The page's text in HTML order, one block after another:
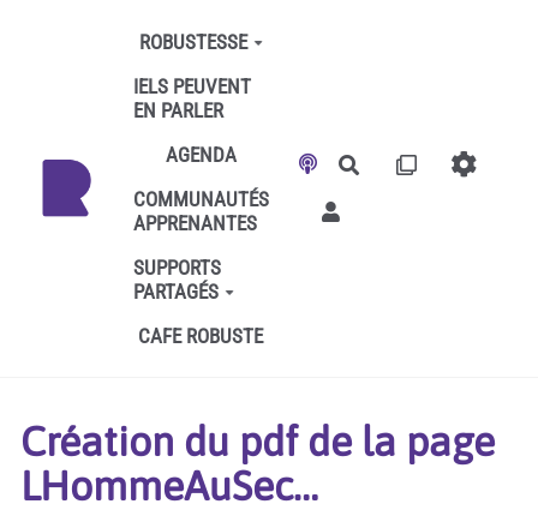
Aller au contenu principal
ROBUSTESSE
IELS PEUVENT
EN PARLER
AGENDA
COMMUNAUTÉS
APPRENANTES
SUPPORTS
PARTAGÉS
CAFE ROBUSTE
Rechercher
Création du pdf de la page
LHommeAuSec…